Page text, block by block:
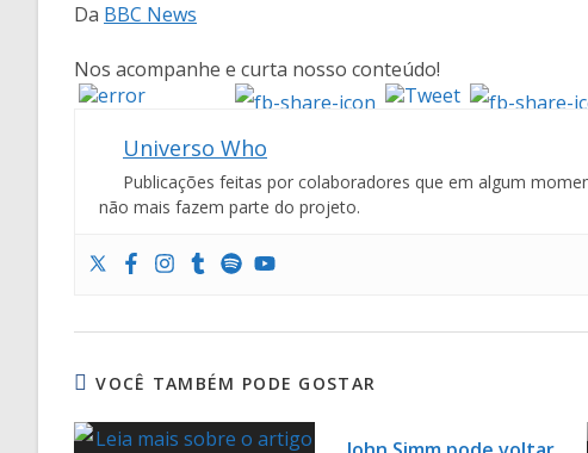
Da BBC News
Nos acompanhe e curta nosso conteúdo!
Universo Who
Publicações feitas por colaboradores que em algum
não mais fazem parte do projeto.
VOCÊ TAMBÉM PODE GOSTAR